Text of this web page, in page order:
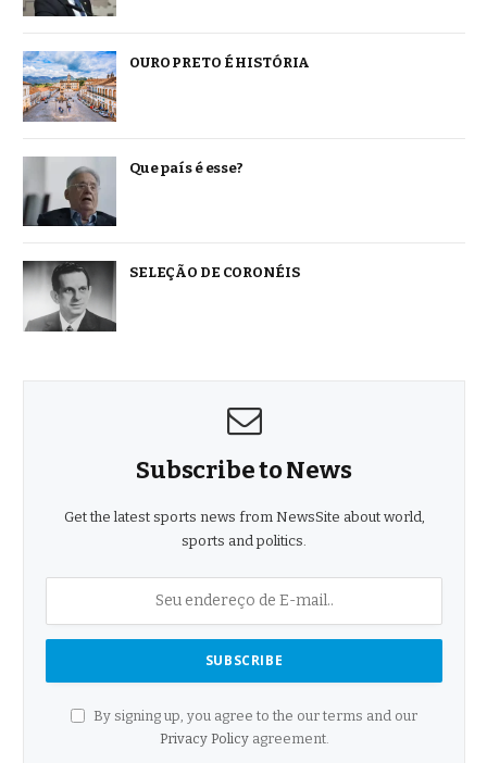
OURO PRETO É HISTÓRIA
Que país é esse?
SELEÇÃO DE CORONÉIS
Subscribe to News
Get the latest sports news from NewsSite about world,
sports and politics.
By signing up, you agree to the our terms and our
Privacy Policyagreement.